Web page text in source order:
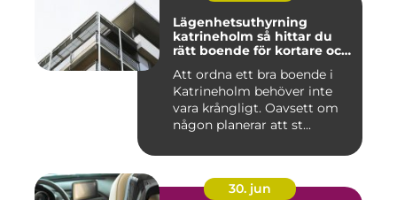
Lägenhetsuthyrning
katrineholm så hittar du
rätt boende för kortare och
Att ordna ett bra boende i
Katrineholm behöver inte
vara krångligt. Oavsett om
någon planerar att st...
30. jun